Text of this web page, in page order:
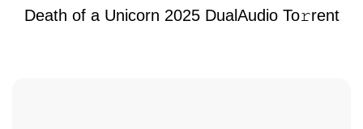
Death of a Unicorn 2025 DualAudio To𝚛rent